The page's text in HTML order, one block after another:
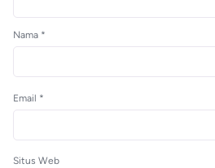
Nama *
Email *
Situs Web